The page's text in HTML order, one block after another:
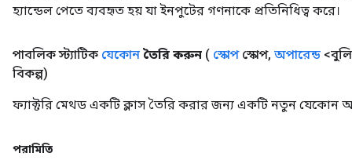
হ্যান্ডেল পেতে ব্যবহৃত হয় যা ইনপুটের গণনাকে প্রতিনিধিত্ব করে।
পাবলিক স্ট্যাটিক যেকোন তৈরি করুন ( স্কোপস্কোপ, অপারেন্ড
বিকল্প)
ফ্যাক্টরি মেথড একটি ক্লাস তৈরি করার জন্য একটি নতুন যেকোন
পরামিতি